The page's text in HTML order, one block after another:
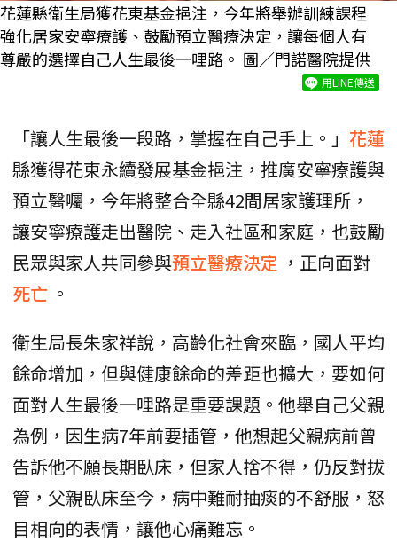
花蓮縣衛生局獲花東基金挹注，今年將舉辦訓練課程
強化居家安寧療護、鼓勵預立醫療決定，讓每個人有
尊嚴的選擇自己人生最後一哩路。 圖／門諾醫院提供
用LINE傳送
「讓人生最後一段路，掌握在自己手上。」 花蓮
縣獲得花東永續發展基金挹注，推廣安寧療護與
預立醫囑，今年將整合全縣42間居家護理所，
讓安寧療護走出醫院、走入社區和家庭，也鼓勵
民眾與家人共同參與預立醫療決定 ，正向面對
死亡 。
衛生局長朱家祥說，高齡化社會來臨，國人平均
餘命增加，但與健康餘命的差距也擴大，要如何
面對人生最後一哩路是重要課題。他舉自己父親
為例，因生病7年前要插管，他想起父親病前曾
告訴他不願長期臥床，但家人捨不得，仍反對拔
管，父親臥床至今，病中難耐抽痰的不舒服，怒
目相向的表情，讓他心痛難忘。